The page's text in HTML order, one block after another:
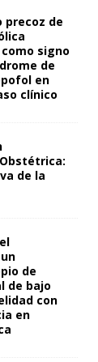
precoz de
signo
de
en
clínico
de la
de
de bajo
con
en